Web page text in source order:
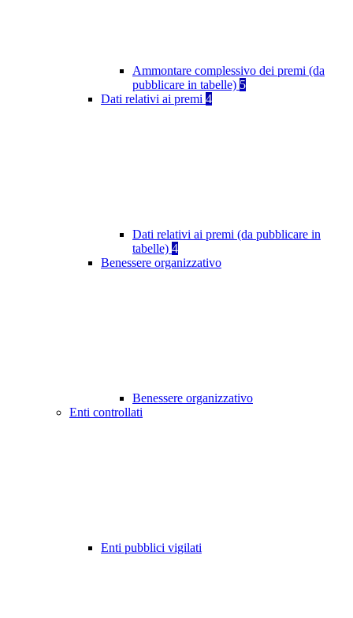
Ammontare complessivo dei premi (da
pubblicare in tabelle) 5
Dati relativi ai premi 4
Dati relativi ai premi (da pubblicare in
tabelle) 4
Benessere organizzativo
Benessere organizzativo
Enti controllati
Enti pubblici vigilati